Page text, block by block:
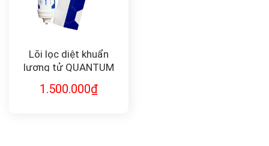
Lõi lọc diệt khuẩn
lượng tử QUANTUM
1.500.000₫